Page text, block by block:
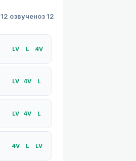
12 озвученоз 12
LV L 4V
LV 4V L
LV 4V L
4V L LV